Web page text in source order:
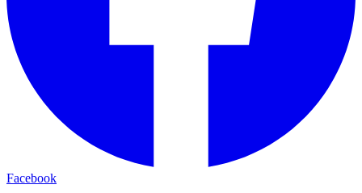
Facebook